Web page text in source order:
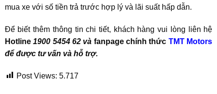
mua xe với số tiền trả trước hợp lý và lãi suất hấp dẫn.
Để biết thêm thông tin chi tiết, khách hàng vui lòng liên hệ
Hotline1900 5454 62 và fanpage chính thức TMT Motors
để được tư vấn và hỗ trợ.
Post Views: 5.717